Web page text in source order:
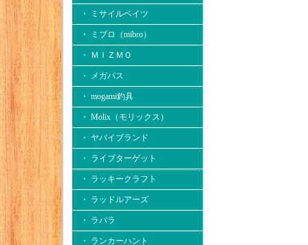
・ ミサイルベイツ
・ ミブロ（mibro）
・ ＭＩＺＭＯ
・ メガバス
・ mogami釣具
・ Molix（モリックス）
・ ヤバイブランド
・ ライブターゲット
・ ラッキークラフト
・ ラッドルアーズ
・ ラパラ
・ ランカーハント